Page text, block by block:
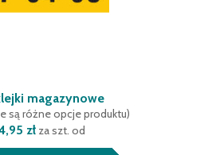
magazynowe
są różne opcje produktu)
zł za szt. od